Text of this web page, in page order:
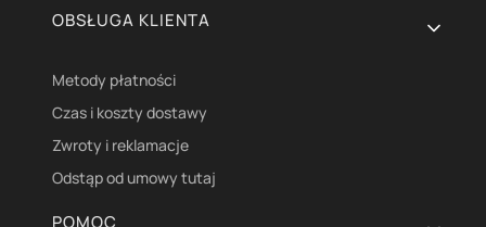
OBSŁUGA KLIENTA
Metody płatności
Czas i koszty dostawy
Zwroty i reklamacje
Odstąp od umowy tutaj
POMOC